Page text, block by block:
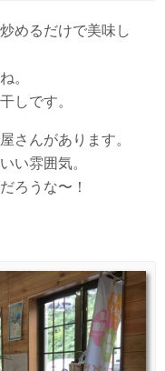
めるだけで美味し
。
しです。
さんがあります。
い雰囲気。
ろうな〜！